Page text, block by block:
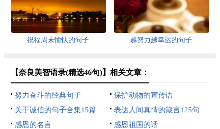
祝福周末愉快的句子 越努力越幸运的句子
【奈良美智语录(精选46句)】相关文章：
努力奋斗的经典句子
保护动物的宣传语
关于诚信的句子合集15篇
表达人间真情的箴言125句
感恩的名言
感恩祖国的话